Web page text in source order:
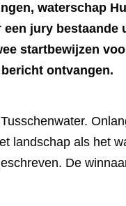
waterschap
jury
startbewijzen
ontvangen.
landschap als het
De